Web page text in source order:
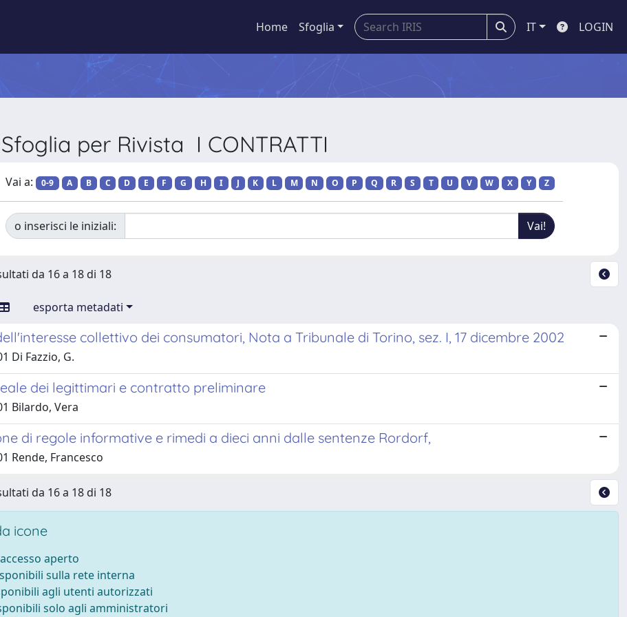
Home Sfoglia IT LOGIN
Sfoglia per Rivista I CONTRATTI
Vai a: 0-9 A B C D E F G H I J K L M N O P Q R S T U V W X Y Z
o inserisci le iniziali:
da 16 a 18 di 18
esporta metadati
collettivo dei consumatori, Nota a Tribunale di Torino, sez. I, 17 dicembre 2002
Di Fazzio, G.
dei legittimari e contratto preliminare
Bilardo, Vera
di regole informative e rimedi a dieci anni dalle sentenze Rordorf,
Rende, Francesco
da 16 a 18 di 18
icone
aperto
sulla rete interna
agli utenti autorizzati
solo agli amministratori